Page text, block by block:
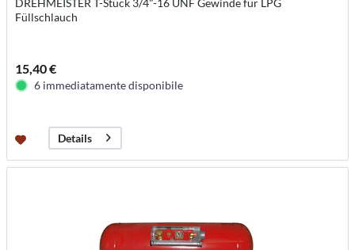
Füllschlauch
15,40 €
6 immediatamente disponibile
Details